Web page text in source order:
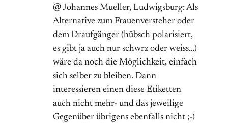
@ Johannes Mueller, Ludwigsburg: Als
Alternative zum Frauenversteher oder
dem Draufgänger (hübsch polarisiert,
es gibt ja auch nur schwrz oder weiss…)
wäre da noch die Möglichkeit, einfach
sich selber zu bleiben. Dann
interessieren einen diese Etiketten
auch nicht mehr- und das jeweilige
Gegenüber übrigens ebenfalls nicht ;-)